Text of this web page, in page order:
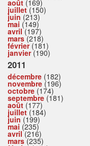
août (169)
juillet(150)
juin (213)
mai (149)
avril(197)
mars(218)
février(181)
janvier(190)
2011
décembre (182)
novembre (196)
octobre (174)
septembre (181)
août (177)
juillet(184)
juin (199)
mai (235)
avril(216)
mars(235)